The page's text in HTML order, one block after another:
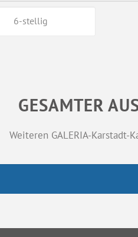
GESAMTER
Weiteren GALERIA-Karstadt-